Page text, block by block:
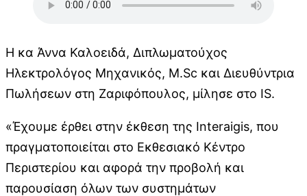
Η κα Άννα Καλοειδά, Διπλωματούχος
Ηλεκτρολόγος Μηχανικός, M.Sc και Διευθύντρια
Πωλήσεων στη Ζαριφόπουλος, μίλησε στο IS.
«Έχουμε έρθει στην έκθεση της Interaigis, που
πραγματοποιείται στο Εκθεσιακό Κέντρο
Περιστερίου και αφορά την προβολή και
παρουσίαση όλων των συστημάτων